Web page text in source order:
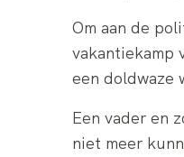
Om aan de
vakantiekamp
een doldwaze
Een vader en
niet meer